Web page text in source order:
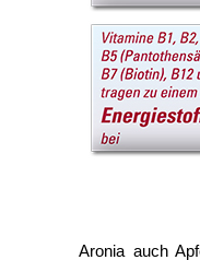
Aronia auch